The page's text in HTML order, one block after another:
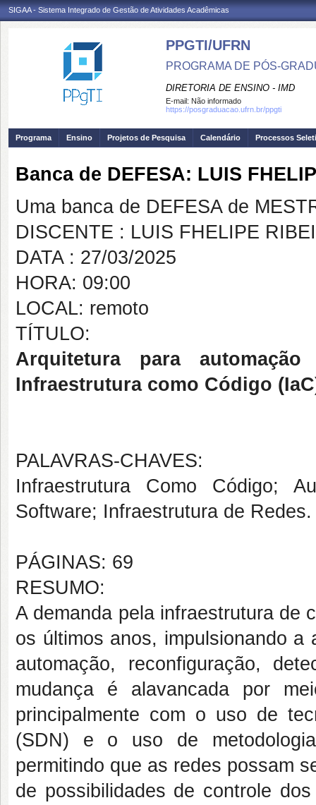
SIGAA - Sistema Integrado de Gestão de Atividades Acadêmicas
PPGTI/UFRN
PROGRAMA DE PÓS-
DIRETORIA DE ENSINO - IMD
E-mail: Não informado
https://posgraduacao.ufrn.br/ppgti
Programa Ensino Projetos de Pesquisa Calendário Processos
Banca de DEFESA: LUIS
Uma banca de DEFESA de
DISCENTE : LUIS FHELIPE
DATA : 27/03/2025
HORA: 09:00
LOCAL: remoto
TÍTULO:
Arquitetura para
Infraestrutura como Código
PALAVRAS-CHAVES:
Infraestrutura Como Código;
Software; Infraestrutura de Redes.
PÁGINAS: 69
RESUMO:
A demanda pela infraestrutura de
os últimos anos, impulsionando
automação, reconfiguração,
mudança é alavancada por
principalmente com o uso de
(SDN) e o uso de
permitindo que as redes possam
de possibilidades de controle